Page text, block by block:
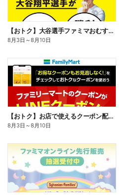
【おトク】大谷選手ファミマおむすび割
8月3日 ～8月10日
【おトク】お店で使えるクーポン配信中
8月3日 ～8月10日